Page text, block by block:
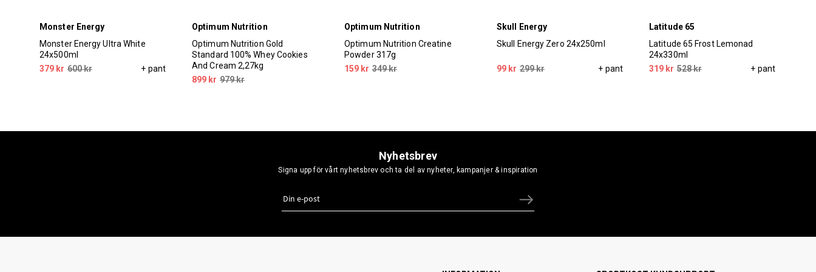
Monster Energy
Monster Energy Ultra White
24x500ml
379 kr 600 kr + pant
Optimum Nutrition
Optimum Nutrition Gold
Standard 100% Whey Cookies
And Cream 2,27kg
899 kr 979 kr
Optimum Nutrition
Optimum Nutrition Creatine
Powder 317g
159 kr 349 kr
Skull Energy
Skull Energy Zero 24x250ml
99 kr 299 kr + pant
Latitude 65
Latitude 65 Frost Lemonad
24x330ml
319 kr 528 kr + pant
Nyhetsbrev
Signa upp för vårt nyhetsbrev och ta del av nyheter, kampanjer & inspiration